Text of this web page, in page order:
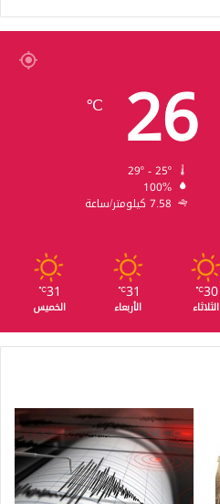
26
℃
100%
7.58 كيلومتر/ساعة
30
℃
الثلاثاء
31
℃
الأربعاء
31
℃
الخميس